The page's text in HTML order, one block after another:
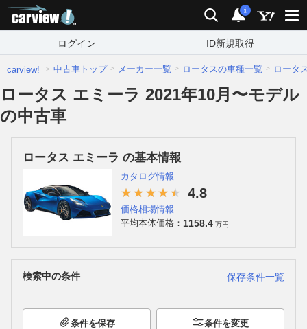
検索 通知
i
ログイン ID新規取得
carview! 中古車トップ メーカー一覧 ロータスの車種一覧 ロータ
ロータス エミーラ 2021年10月〜モデル
の中古車
ロータス エミーラ の基本情報
カタログ情報
4.8
価格相場情報
平均本体価格： 1158.4 万円
検索中の条件 保存条件一覧
条件を保存 条件を変更